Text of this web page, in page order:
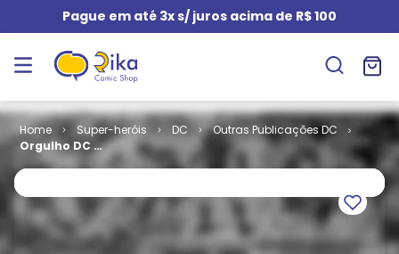
Pague em até 3x s/ juros acima de R$ 100
Super-heróis DC
Outras Publicações DC
Orgulho DC #
2 (2023)